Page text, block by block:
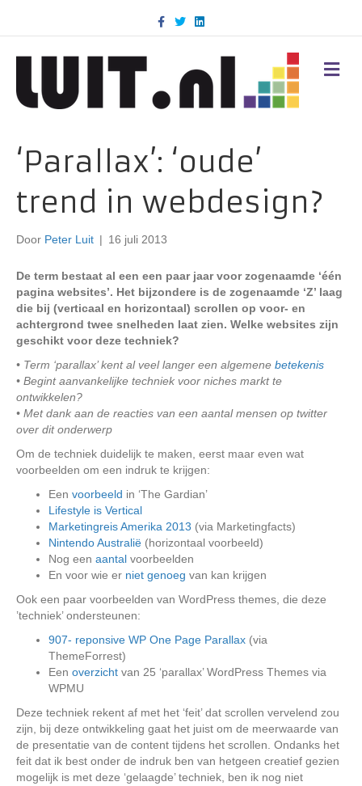
c
k
T
w
i
n
d
M
E
‘Parallax’: ‘oude’
trend in webdesign?
Door Peter Luit | 16 juli 2013
De term bestaat al een een paar jaar voor zogenaamde ‘één
pagina websites’. Het bijzondere is de zogenaamde ‘Z’ laag
die bij (verticaal en horizontaal) scrollen op voor- en
achtergrond twee snelheden laat zien. Welke websites zijn
geschikt voor deze techniek?
• Term ‘parallax’ kent al veel langer een algemene betekenis
• Begint aanvankelijke techniek voor niches markt te
ontwikkelen?
• Met dank aan de reacties van een aantal mensen op twitter
over dit onderwerp
Om de techniek duidelijk te maken, eerst maar even wat
voorbeelden om een indruk te krijgen:
Een voorbeeld in ‘The Gardian’
Lifestyle is Vertical
Marketingreis Amerika 2013 (via Marketingfacts)
Nintendo Australië (horizontaal voorbeeld)
Nog een aantal voorbeelden
En voor wie er niet genoeg van kan krijgen
Ook een paar voorbeelden van WordPress themes, die deze
’techniek’ ondersteunen:
907- reponsive WP One Page Parallax (via
ThemeForrest)
Een overzicht van 25 ‘parallax’ WordPress Themes via
WPMU
Deze techniek rekent af met het ‘feit’ dat scrollen vervelend zou
zijn, bij deze ontwikkeling gaat het juist om de meerwaarde van
de presentatie van de content tijdens het scrollen. Ondanks het
feit dat ik best onder de indruk ben van hetgeen creatief gezien
mogelijk is met deze ‘gelaagde’ techniek, ben ik nog niet